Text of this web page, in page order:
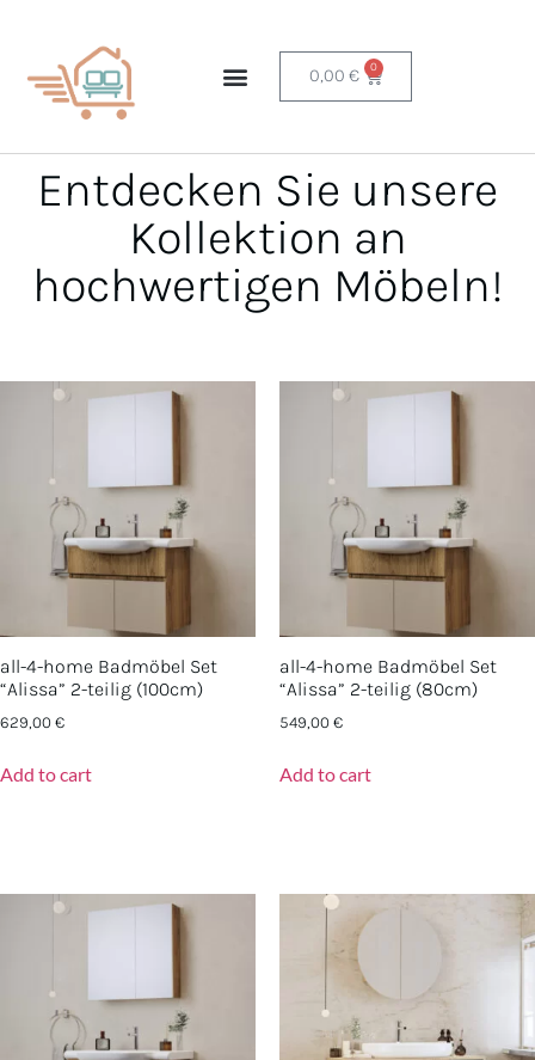
0,00 € 0
Entdecken Sie unsere
Kollektion an
hochwertigen Möbeln!
all-4-home Badmöbel Set
“Alissa” 2-teilig (100cm)
629,00€
Add to cart
all-4-home Badmöbel Set
“Alissa” 2-teilig (80cm)
549,00€
Add to cart